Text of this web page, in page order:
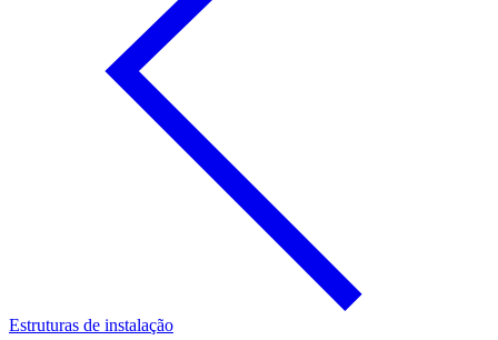
Estruturas de instalação